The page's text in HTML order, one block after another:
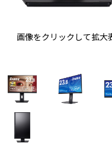
画像をクリックして拡大